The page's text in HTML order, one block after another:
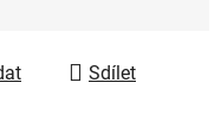
Sdílet